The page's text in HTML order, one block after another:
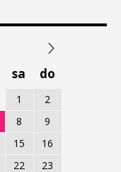
sa do
1
2
8
9
15
16
22
23